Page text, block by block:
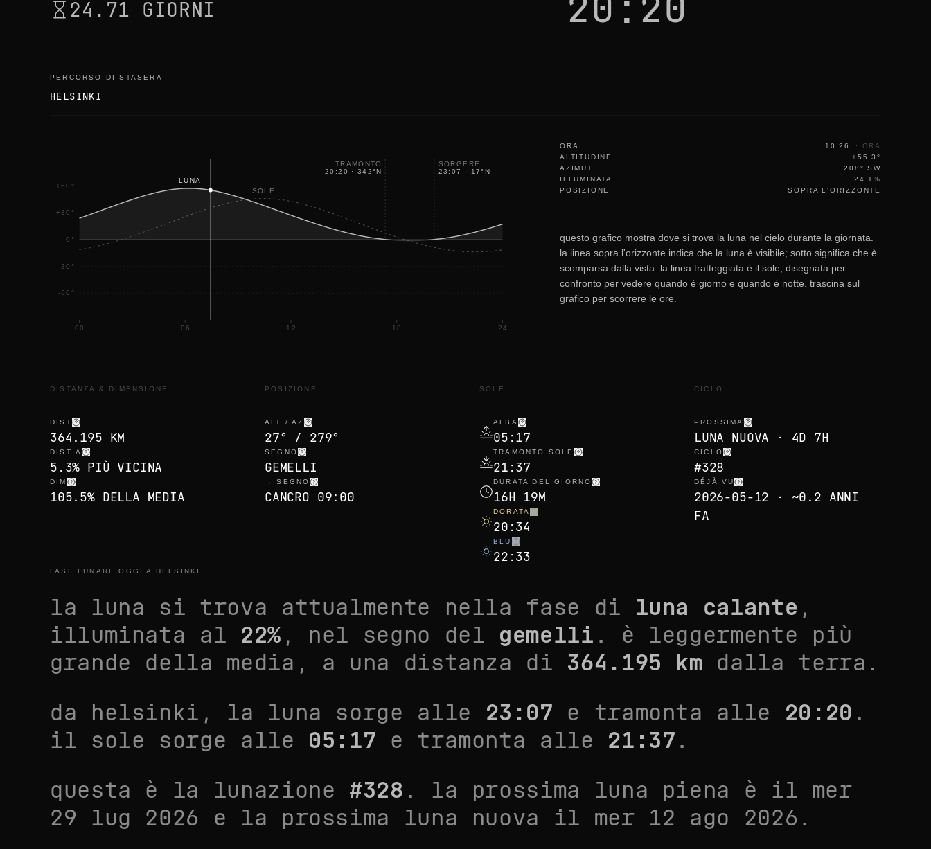
24.71 GIORNI
PERCORSO DI STASERA
HELSINKI
+60°
+30°
0°
-30°
-60°
00 06 12 18 24
LUNA
SOLE
SORGERE
23:07
· 17 °N
TRAMONTO
20:20 · 342°N
ORA 10:26 · ORA
ALTITUDINE
+55.3°
AZIMUT
208° SW
ILLUMINATA
24.1%
POSIZIONE
SOPRA L'ORIZZONTE
questo grafico mostra dove si trova la luna nel cielo durante la giornata.
la linea sopra l'orizzonte indica che la luna è visibile; sotto significa che è
scomparsa dalla vista. la linea tratteggiata è il sole, disegnata per
confronto per vedere quando è giorno e quando è notte. trascina sul
grafico per scorrere le ore.
DISTANZA & DIMENSIONE
DIST
364.195 KM
DIST Δ
5.3% PIÙ VICINA
DIM
105.5% DELLA MEDIA
POSIZIONE
ALT / AZ
27° / 279°
SEGNO
GEMELLI
→ SEGNO
CANCRO 09:00
SOLE
ALBA
05:17
TRAMONTO SOLE
21:37
DURATA DEL GIORNO
16H 19M
DORATA
20:34
BLU
22:33
CICLO
PROSSIMA
LUNA NUOVA · 4D 7H
CICLO
#328
DÉJÀ VU
2026-05-12 · ~0.2 ANNI
FA
FASE LUNARE OGGI A HELSINKI
la luna si trova attualmente nella fase di luna calante ,
illuminata al 22% , nel segno del gemelli . è leggermente più
grande della media , a una distanza di 364.195 km dalla terra.
da helsinki , la luna sorge alle 23:07 e tramonta alle 20:20 .
il sole sorge alle 05:17 e tramonta alle 21:37.
questa è la lunazione #328 . la prossima luna piena è il mer
29 lug 2026 e la prossima luna nuova il mer 12 ago 2026 .